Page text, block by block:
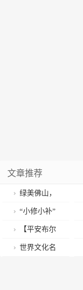
文章推荐
绿美佛山，
共赴一场春日
花事
“小修小补”
哪里找？引路
地图来了→
【平安布尔
津】布尔津：
世界文化名